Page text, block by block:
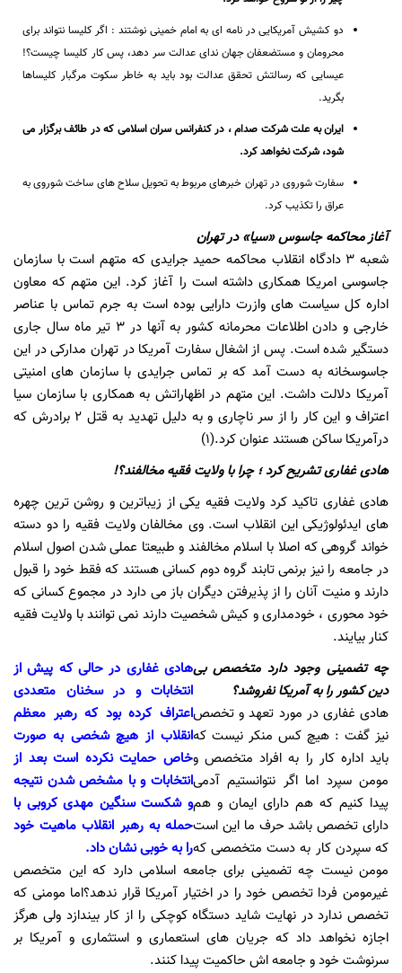
دو کشیش آمریکایی در نامه ای به امام خمینی نوشتند : اگر کلیسا نتواند برای
محرومان و مستضعفان جهان ندای عدالت سر دهد، پس کار کلیسا چیست؟!
عیسایی که رسالتش تحقق عدالت بود باید به خاطر سکوت مرگبار کلیساها
بگرید.
ایران به علت شرکت صدام ، در کنفرانس سران اسلامی که در طائف برگزار می
شود، شرکت نخواهد کرد.
سفارت شوروی در تهران خبرهای مربوط به تحویل سلاح های ساخت شوروی به
عراق را تکذیب کرد.
آغاز محاکمه جاسوس «سیا» در تهران
شعبه 3 دادگاه انقلاب محاکمه حمید جرایدی که متهم است با سازمان
جاسوسی امریکا همکاری داشته است را آغاز کرد. این متهم که معاون
اداره کل سیاست های وازرت دارایی بوده است به جرم تماس با عناصر
خارجی و دادن اطلاعات محرمانه کشور به آنها در 3 تیر ماه سال جاری
دستگیر شده است. پس از اشغال سفارت آمریکا در تهران مدارکی در این
جاسوسخانه به دست آمد که بر تماس جرایدی با سازمان های امنیتی
آمریکا دلالت داشت. این متهم در اظهاراتش به همکاری با سازمان سیا
اعتراف و این کار را از سر ناچاری و به دلیل تهدید به قتل 2 برادرش که
درآمریکا ساکن هستند عنوان کرد.(1)
هادی غفاری تشریح کرد ؛ چرا با ولایت فقیه مخالفند؟!
هادی غفاری تاکید کرد ولایت فقیه یکی از زیباترین و روشن ترین چهره
های ایدئولوژیکی این انقلاب است. وی مخالفان ولایت فقیه را دو دسته
خواند گروهی که اصلا با اسلام مخالفند و طبیعتا عملی شدن اصول اسلام
در جامعه را نیز برنمی تابند گروه دوم کسانی هستند که فقط خود را قبول
دارند و منیت آنان را از پذیرفتن دیگران باز می دارد در مجموع کسانی که
خود محوری ، خودمداری و کیش شخصیت دارند نمی توانند با ولایت فقیه
کنار بیایند.
هادی غفاری در حالی که پیش از
انتخابات و در سخنان متعددی
اعتراف کرده بود که رهبر معظم
انقلاب از هیچ شخصی به صورت
خاص حمایت نکرده است بعد از
انتخابات و با مشخص شدن نتیجه
و شکست سنگین مهدی کروبی با
حمله به رهبر انقلاب ماهیت خود
را به خوبی نشان داد.
چه تضمینی وجود دارد متخصص بی
دین کشور را به آمریکا نفروشد؟
هادی غفاری در مورد تعهد و تخصص
نیز گفت : هیچ کس منکر نیست که
باید اداره کار را به افراد متخصص و
مومن سپرد اما اگر نتوانستیم آدمی
پیدا کنیم که هم دارای ایمان و هم
دارای تخصص باشد حرف ما این است
که سپردن کار به دست متخصصی که
مومن نیست چه تضمینی برای جامعه اسلامی دارد که این متخصص
غیرمومن فردا تخصص خود را در اختیار آمریکا قرار ندهد؟اما مومنی که
تخصص ندارد در نهایت شاید دستگاه کوچکی را از کار بیندازد ولی هرگز
اجازه نخواهد داد که جریان های استعماری و استثماری و آمریکا بر
سرنوشت خود و جامعه اش حاکمیت پیدا کنند.